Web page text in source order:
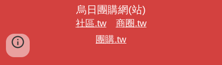
烏日團購網(站)
社區.tw
商圈.tw
團購.tw